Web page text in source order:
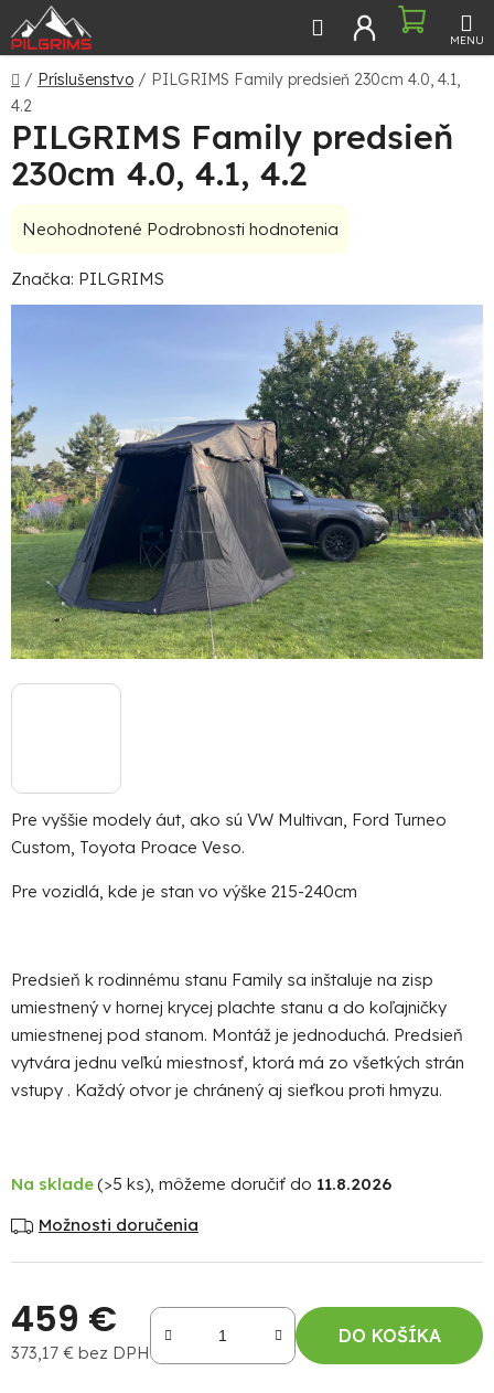
na
obsah
Hľadať
Domov
/ Príslušenstvo / PILGRIMS Family predsieň 230cm 4.0, 4.1,
4.2
Pre vyššie modely áut, ako sú VW Multivan, Ford Turneo
Custom, Toyota Proace Veso.
Pre vozidlá, kde je stan vo výške 215-240cm
Predsieň k rodinnému stanu Family sa inštaluje na zisp
umiestnený v hornej krycej plachte stanu a do koľajničky
umiestnenej pod stanom. Montáž je jednoduchá. Predsieň
vytvára jednu veľkú miestnosť, ktorá má zo všetkých strán
vstupy . Každý otvor je chránený aj sieťkou proti hmyzu.
Na sklade(>5 ks)
11.8.2026
Možnosti doručenia
459 €
373,17 € bez DPH
DO KOŠÍKA
PILGRIMS Family predsieň
230cm 4.0, 4.1, 4.2
Priemerné
produktu
je
hviezdičiek.
Neohodnotené Podrobnosti hodnotenia
Značka: PILGRIMS